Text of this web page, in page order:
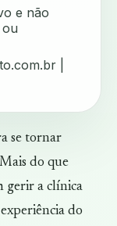
e não
se tornar
do que
gerir a clínica
do